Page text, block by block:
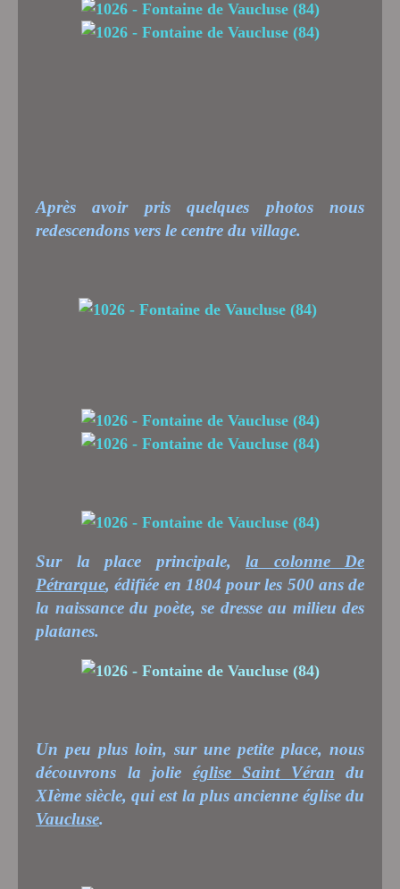
Après avoir pris quelques photos nous
redescendons vers le centre du village.
Sur la place principale, la colonne De
Pétrarque, édifiée en 1804 pour les 500 ans de
la naissance du poète, se dresse au milieu des
platanes.
Un peu plus loin, sur une petite place, nous
découvrons la jolie église Saint Véran du
XIème siècle, qui est la plus ancienne église du
Vaucluse.